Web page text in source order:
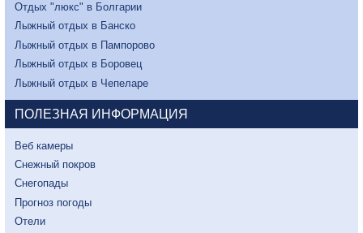
Отдых "люкс" в Болгарии
Лыжный отдых в Банско
Лыжный отдых в Пампорово
Лыжный отдых в Боровец
Лыжный отдых в Чепеларе
ПОЛЕЗНАЯ ИНФОРМАЦИЯ
Веб камеры
Снежный покров
Снегопады
Прогноз погоды
Отели